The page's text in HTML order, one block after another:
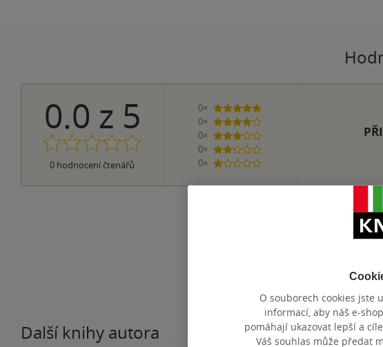
0.0 z 5
0 hodnocení čtenářů
0×
5 hvězdiček
0×
4 hvězdičky
0×
3 hvězdičky
0×
2 hvězdičky
0×
1 hvezdička
Další knihy autora
O souborech cookies jste
informací, aby náš e-
pomáhají ukazovat lepší a
Váš souhlas může předat